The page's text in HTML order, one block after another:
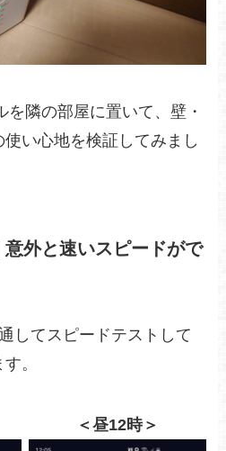
を隣の部屋に置いて、壁・
使い心地を検証してみまし
外と速いスピードがで
してスピードテストして
。
＜昼12時＞